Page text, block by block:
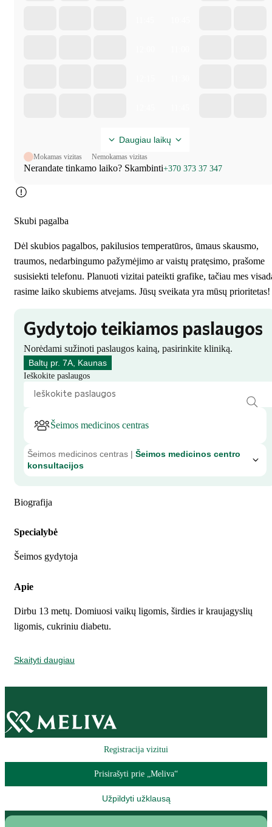
Daugiau laikų
Mokamas vizitas Nemokamas vizitas
Nerandate tinkamo laiko? Skambinti+370 373 37 347
Skubi pagalba
Dėl skubios pagalbos, pakilusios temperatūros, ūmaus skausmo,
traumos, nedarbingumo pažymėjimo ar vaistų pratęsimo, prašome
susisiekti telefonu. Planuoti vizitai pateikti grafike, tačiau mes
rasime laiko skubiems atvejams. Jūsų sveikata yra mūsų prioritetas!
Gydytojo teikiamos paslaugos
Norėdami sužinoti paslaugos kainą, pasirinkite kliniką.
Baltų pr. 7A, Kaunas
Ieškokite paslaugos
Šeimos medicinos centras
Šeimos medicinos centras | Šeimos medicinos centro
konsultacijos
Biografija
Specialybė
Šeimos gydytoja
Apie
Dirbu 13 metų. Domiuosi vaikų ligomis, širdies ir kraujagyslių
ligomis, cukriniu diabetu.
Skaityti daugiau
Registracija vizitui
Prisirašyti prie „Meliva“
Užpildyti užklausą